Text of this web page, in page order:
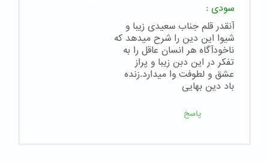
سودی :
آنقدر قلم جناب سعیدی زیبا و
شیوا این دین را شرح میدهد که
ناخودآگاه هر انسان عاقل را به
تفکر در این دبن زیبا و پراز
عشق و لطوفت وا میدارد.زنده
باد دین بهایی
پاسخ